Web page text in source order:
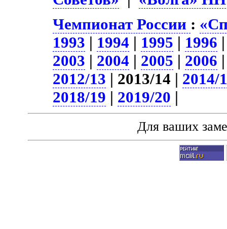
Чемпионат России :
1993 | 1994 | 1995 | 1996
2003 | 2004 | 2005 | 2006
2012/13 | 2013/14 | 2014/
2018/19 | 2019/20 |
Для ваших